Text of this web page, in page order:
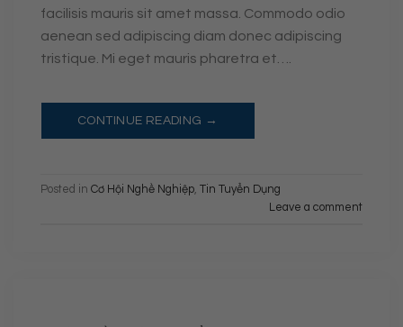
facilisis mauris sit amet massa. Commodo odio
aenean sed adipiscing diam donec adipiscing
tristique. Mi eget mauris pharetra et….
CONTINUE READING →
Posted in Cơ Hội Nghề Nghiệp, Tin Tuyển Dụng
Leave a comment